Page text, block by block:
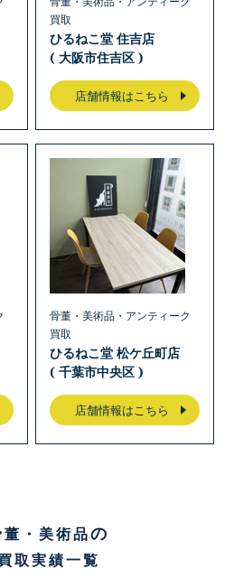
買取
ひるねこ堂 住吉店
( 大阪市住吉区 )
店舗情報はこちら
骨董・美術品・アンティーク
買取
ひるねこ堂 松ケ丘町店
( 千葉市中央区 )
店舗情報はこちら
董・美術品の
取実績一覧